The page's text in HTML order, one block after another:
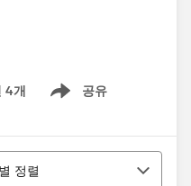
4개 공유
Show menu
정렬